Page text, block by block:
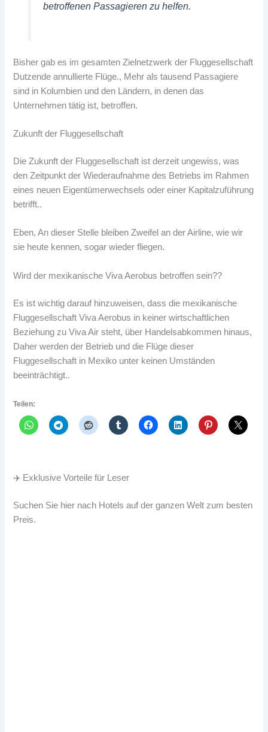
betroffenen Passagieren zu helfen.
Bisher gab es im gesamten Zielnetzwerk der Fluggesellschaft
Dutzende annullierte Flüge., Mehr als tausend Passagiere
sind in Kolumbien und den Ländern, in denen das
Unternehmen tätig ist, betroffen.
Zukunft der Fluggesellschaft
Die Zukunft der Fluggesellschaft ist derzeit ungewiss, was
den Zeitpunkt der Wiederaufnahme des Betriebs im Rahmen
eines neuen Eigentümerwechsels oder einer Kapitalzuführung
betrifft..
Eben, An dieser Stelle bleiben Zweifel an der Airline, wie wir
sie heute kennen, sogar wieder fliegen.
Wird der mexikanische Viva Aerobus betroffen sein??
Es ist wichtig darauf hinzuweisen, dass die mexikanische
Fluggesellschaft Viva Aerobus in keiner wirtschaftlichen
Beziehung zu Viva Air steht, über Handelsabkommen hinaus,
Daher werden der Betrieb und die Flüge dieser
Fluggesellschaft in Mexiko unter keinen Umständen
beeinträchtigt..
Teilen:
✈️ Exklusive Vorteile für Leser
Suchen Sie hier nach Hotels auf der ganzen Welt zum besten
Preis.